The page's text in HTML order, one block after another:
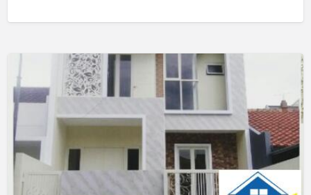
Rumah
Pakuwon
City
Dekat
Mall